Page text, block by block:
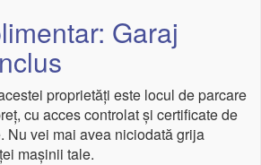
Garaj
proprietăți este locul de parcare
cu acces controlat și certificate de
Nu vei mai avea niciodată grija
mașinii tale.